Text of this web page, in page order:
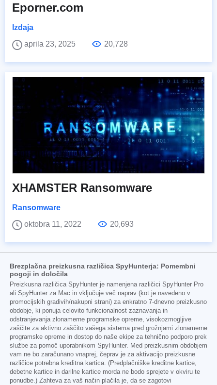
Eporner.com
Izdaja
aprila 23, 2025
20,728
XHAMSTER Ransomware
Ransomware
oktobra 11, 2022
20,693
Brezplačna preizkusna različica SpyHunterja: Pomembni
pogoji in določila
Preizkusna različica SpyHunter je namenjena različici SpyHunter Pro
ali SpyHunter za Mac in vključuje več naprav (kot je navedeno v
promocijskih gradivih/nakupni strani) za enkratno 7-dnevno preizkusno
obdobje, ki ponuja celovito funkcionalnost zaznavanja in
odstranjevanja zlonamerne programske opreme, visokozmogljive
zaščite za aktivno zaščito vašega sistema pred grožnjami zlonamerne
programske opreme in dostop do naše ekipe za tehnično podporo prek
službe za pomoč uporabnikom SpyHunter. Med preizkusnim obdobjem
vam ne bo zaračunano vnaprej, čeprav je za aktivacijo preizkusne
različice potrebna kreditna kartica. (Predplačniške kreditne kartice,
debetne kartice in darilne kartice morda ne bodo sprejete v okviru te
ponudbe.) Zahteva za vaš način plačila je, da se zagotovi